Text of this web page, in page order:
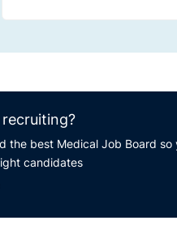
the best Medical Job Board so
candidates